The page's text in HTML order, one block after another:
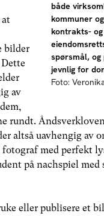
både
kommuner
kontrakts- og
spørsmål, og
jevnlig for
Foto:
at
bilder
av
rundt.
altså uavhengig av
med perfekt
på nachspiel med
eller publisere et